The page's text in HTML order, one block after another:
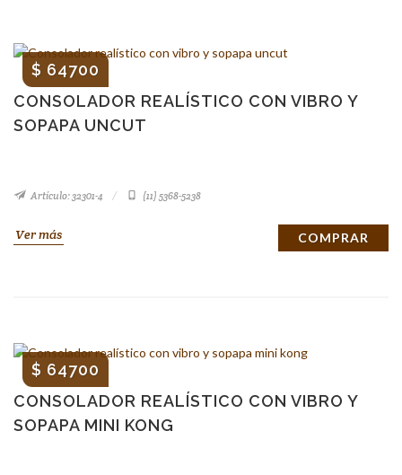
CONSOLADOR REALÍSTICO CON VIBRO Y
SOPAPA UNCUT
$ 64700
Artículo: 32301-4 (11) 5368-5238
Ver más COMPRAR
CONSOLADOR REALÍSTICO CON VIBRO Y
SOPAPA MINI KONG
$ 64700